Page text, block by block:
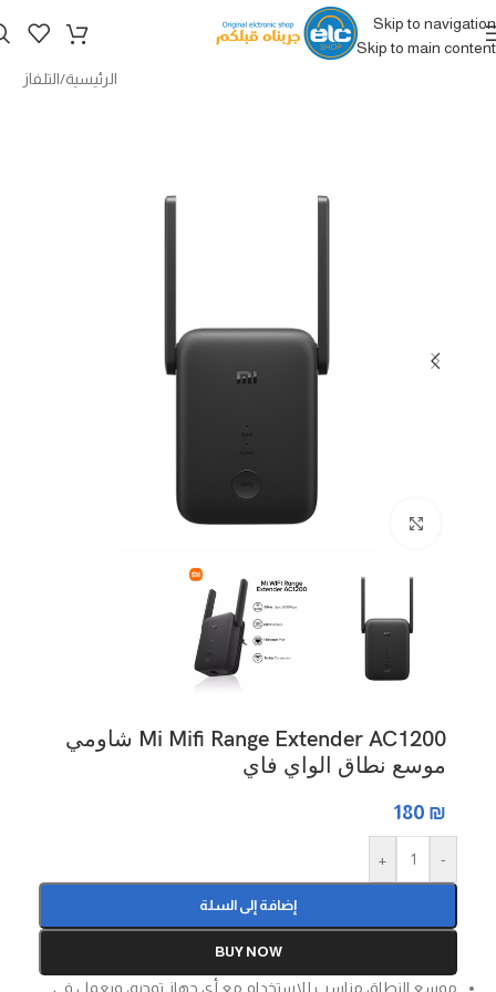
Skip to navigation
Skip to main content
الرئيسية/التلفاز
Click to enlarge
Mi Mifi Range Extender AC1200 شاومي
موسع نطاق الواي فاي
180 ₪
-
+
إضافة إلى السلة
BUY NOW
موسع النطاق مناسب للاستخدام مع أي جهاز توجيه، ويعمل في